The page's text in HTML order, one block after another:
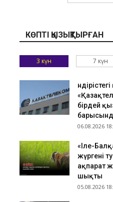
Әкімдіктер мен ЖОО-лар
08.08.2026 11:22
Алматы тауларында адасқан
08.08.2026 10:52
Атырауда су құбырын
миллиардтаған теңге
08.08.2026 10:26
TikTok-тағы тікелей эфир:
тәулікке қамауға алынды
08.08.2026 09:54
Қазақстандық ескекшілер
алтын медальмен аяқтады
КӨПТІ ҚЫЗЫҚТЫРҒАН
3 күн 7 күн
бірдей
06.08.2026
«Іле-
жүргені
ақпарат
шықты
05.08.2026